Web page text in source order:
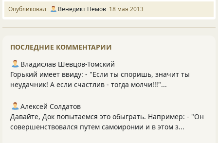
Опубликовал Венедикт Немов 18 мая 2013
ПОСЛЕДНИЕ КОММЕНТАРИИ
Владислав Шевцов-Томский
Горький имеет ввиду: - "Если ты споришь, значит ты
неудачник! А если счастлив - тогда молчи!!!"...
Алексей Солдатов
Давайте, Док попытаемся это обыграть. Например: - "Он
совершенствовался путем самоиронии и в этом з...